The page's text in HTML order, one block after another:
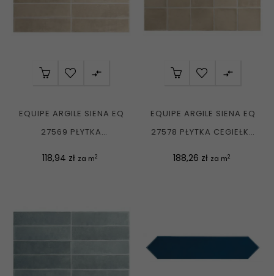

EQUIPE ARGILE SIENA EQ
27569 PŁYTKA
Cena
118,94 zł za m2

EQUIPE ARGILE SIENA EQ
27578 PŁYTKA CEGIEŁKA
Cena
188,26 zł za m2